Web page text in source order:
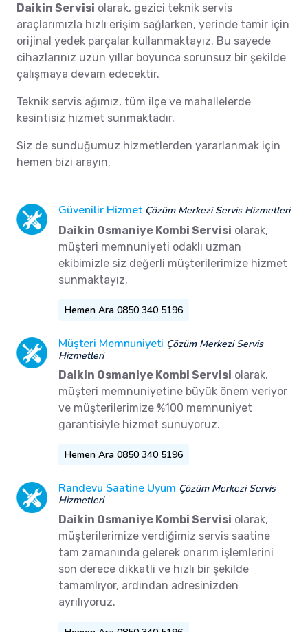
Daikin Servisi olarak, gezici teknik servis
araçlarımızla hızlı erişim sağlarken, yerinde tamir için
orijinal yedek parçalar kullanmaktayız. Bu sayede
cihazlarınız uzun yıllar boyunca sorunsuz bir şekilde
çalışmaya devam edecektir.
Teknik servis ağımız, tüm ilçe ve mahallelerde
kesintisiz hizmet sunmaktadır.
Siz de sunduğumuz hizmetlerden yararlanmak için
hemen bizi arayın.
Güvenilir Hizmet Çözüm Merkezi Servis Hizmetleri
Daikin Osmaniye Kombi Servisi olarak,
müşteri memnuniyeti odaklı uzman
ekibimizle siz değerli müşterilerimize hizmet
sunmaktayız.
Hemen Ara 0850 340 5196
Müşteri Memnuniyeti Çözüm Merkezi Servis
Hizmetleri
Daikin Osmaniye Kombi Servisi olarak,
müşteri memnuniyetine büyük önem veriyor
ve müşterilerimize %100 memnuniyet
garantisiyle hizmet sunuyoruz.
Hemen Ara 0850 340 5196
Randevu Saatine Uyum Çözüm Merkezi Servis
Hizmetleri
Daikin Osmaniye Kombi Servisi olarak,
müşterilerimize verdiğimiz servis saatine
tam zamanında gelerek onarım işlemlerini
son derece dikkatli ve hızlı bir şekilde
tamamlıyor, ardından adresinizden
ayrılıyoruz.